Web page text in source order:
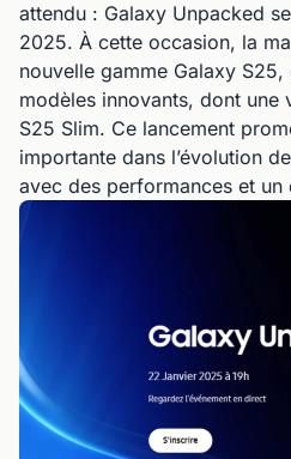
attendu : Galaxy Unpacked
2025. À cette occasion, la
nouvelle gamme Galaxy
modèles innovants, dont une
S25 Slim. Ce lancement
importante dans l’évolution
avec des performances et un